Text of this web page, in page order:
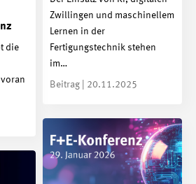
Zwillingen und maschinellem
Lernen in der
Fertigungstechnik stehen
im…
Beitrag | 20.11.2025
die